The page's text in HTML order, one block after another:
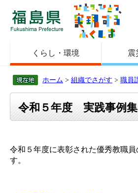
福島県
くらし・環境 震
ホーム > 組織でさがす > 職員
令和５年度 実践事例集
令和５年度に表彰された優秀教職
す。